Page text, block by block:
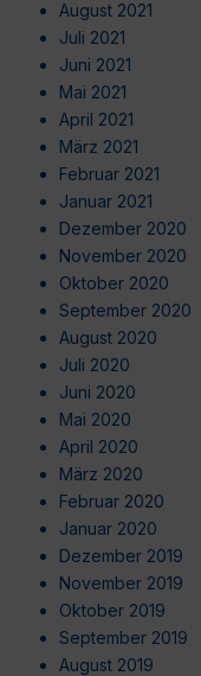
August 2021
Juli 2021
Juni 2021
Mai 2021
April 2021
März 2021
Februar 2021
Januar 2021
Dezember 2020
November 2020
Oktober 2020
September 2020
August 2020
Juli 2020
Juni 2020
Mai 2020
April 2020
März 2020
Februar 2020
Januar 2020
Dezember 2019
November 2019
Oktober 2019
September 2019
August 2019